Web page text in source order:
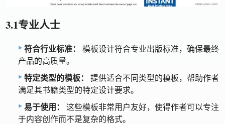
3.1专业人士
符合行业标准：
模板设计符合专业出版标准，确保最终
产品的高质量。
特定类型的模板：
提供适合不同类型的模板，帮助作者
满足其书籍类型的特定设计要求。
易于使用：
这些模板非常用户友好，使得作者可以专注
于内容创作而不是复杂的格式。